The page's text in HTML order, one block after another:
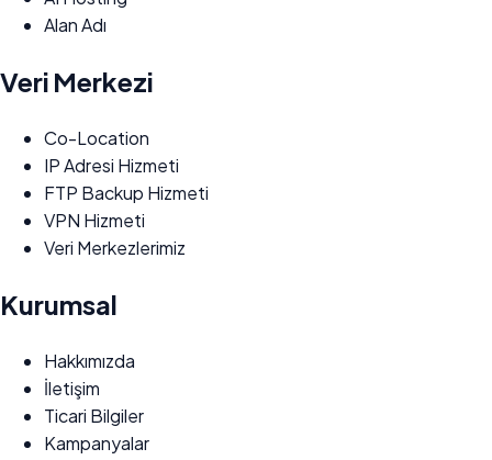
Alan Adı
Veri Merkezi
Co-Location
IP Adresi Hizmeti
FTP Backup Hizmeti
VPN Hizmeti
Veri Merkezlerimiz
Kurumsal
Hakkımızda
İletişim
Ticari Bilgiler
Kampanyalar